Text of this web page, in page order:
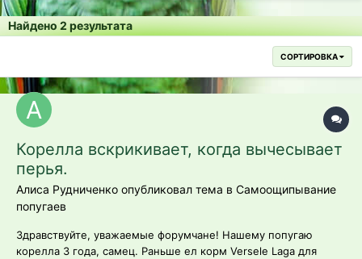
Найдено 2 результата
СОРТИРОВКА
Корелла вскрикивает, когда вычесывает
перья.
Алиса Рудниченко опубликовал тема в Самоощипывание
попугаев
Здравствуйте, уважаемые форумчане! Нашему попугаю
корелла 3 года, самец. Раньше ел корм Versele Laga для